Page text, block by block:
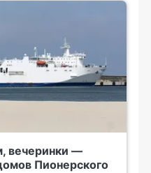
вечеринки —
Пионерского